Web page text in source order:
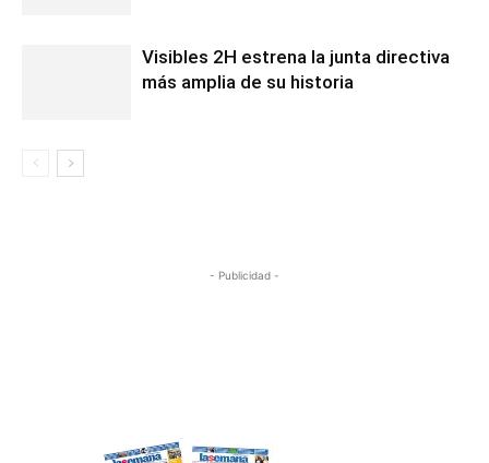
Visibles 2H estrena la junta directiva
más amplia de su historia
- Publicidad -